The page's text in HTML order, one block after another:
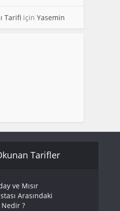
Tarifi için Yasemin
Tarifler
ve Mısır
Arasındaki
Nedir ?